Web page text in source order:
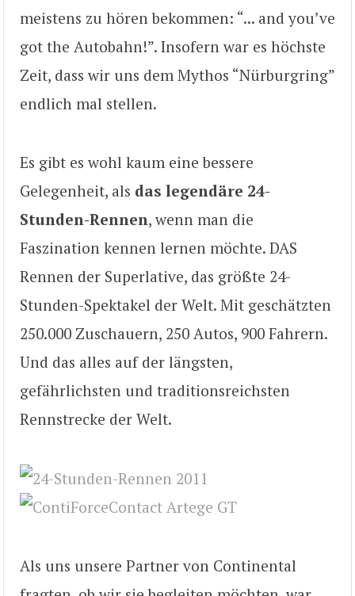
meistens zu hören bekommen: “... and you’ve
got the Autobahn!”. Insofern war es höchste
Zeit, dass wir uns dem Mythos “Nürburgring”
endlich mal stellen.
Es gibt es wohl kaum eine bessere
Gelegenheit, als das legendäre 24-
Stunden-Rennen, wenn man die
Faszination kennen lernen möchte. DAS
Rennen der Superlative, das größte 24-
Stunden-Spektakel der Welt. Mit geschätzten
250.000 Zuschauern, 250 Autos, 900 Fahrern.
Und das alles auf der längsten,
gefährlichsten und traditionsreichsten
Rennstrecke der Welt.
Als uns unsere Partner von Continental